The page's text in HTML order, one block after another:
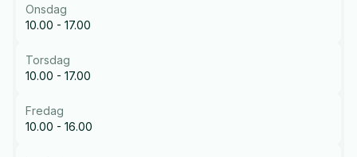
Onsdag
10.00 - 17.00
Torsdag
10.00 - 17.00
Fredag
10.00 - 16.00